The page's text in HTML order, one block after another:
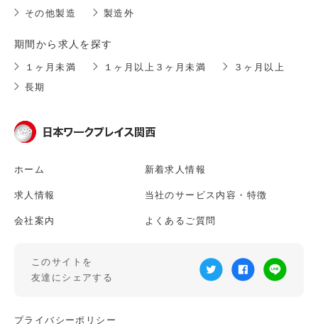
ホーム 新着求人情報
求人情報 当社のサービス内容・特徴
会社案内 よくあるご質問
このサイトを
友達にシェアする
プライバシーポリシー
その他製造
製造外
期間から求人を探す
１ヶ月未満 １ヶ月以上３ヶ月未満
３ヶ月以上
長期